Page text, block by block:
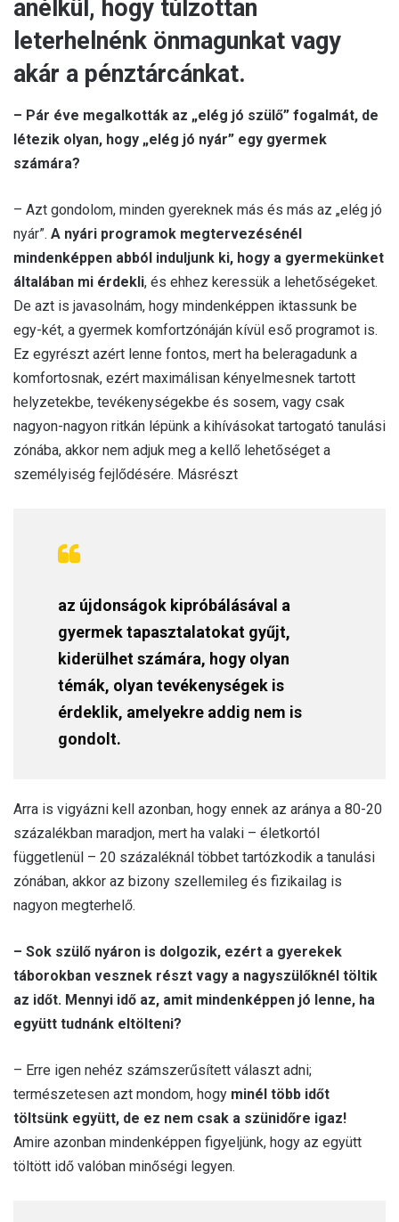
anélkül, hogy túlzottan
leterhelnénk önmagunkat vagy
akár a pénztárcánkat.
– Pár éve megalkották az „elég jó szülő” fogalmát, de
létezik olyan, hogy „elég jó nyár” egy gyermek
számára?
– Azt gondolom, minden gyereknek más és más az „elég jó
nyár”. A nyári programok megtervezésénél
mindenképpen abból induljunk ki, hogy a gyermekünket
általában mi érdekli, és ehhez keressük a lehetőségeket.
De azt is javasolnám, hogy mindenképpen iktassunk be
egy-két, a gyermek komfortzónáján kívül eső programot is.
Ez egyrészt azért lenne fontos, mert ha beleragadunk a
komfortosnak, ezért maximálisan kényelmesnek tartott
helyzetekbe, tevékenységekbe és sosem, vagy csak
nagyon-nagyon ritkán lépünk a kihívásokat tartogató tanulási
zónába, akkor nem adjuk meg a kellő lehetőséget a
személyiség fejlődésére. Másrészt
az újdonságok kipróbálásával a
gyermek tapasztalatokat gyűjt,
kiderülhet számára, hogy olyan
témák, olyan tevékenységek is
érdeklik, amelyekre addig nem is
gondolt.
Arra is vigyázni kell azonban, hogy ennek az aránya a 80-20
százalékban maradjon, mert ha valaki – életkortól
függetlenül – 20 százaléknál többet tartózkodik a tanulási
zónában, akkor az bizony szellemileg és fizikailag is
nagyon megterhelő.
– Sok szülő nyáron is dolgozik, ezért a gyerekek
táborokban vesznek részt vagy a nagyszülőknél töltik
az időt. Mennyi idő az, amit mindenképpen jó lenne, ha
együtt tudnánk eltölteni?
– Erre igen nehéz számszerűsített választ adni;
természetesen azt mondom, hogy minél több időt
töltsünk együtt, de ez nem csak a szünidőre igaz!
Amire azonban mindenképpen figyeljünk, hogy az együtt
töltött idő valóban minőségi legyen.